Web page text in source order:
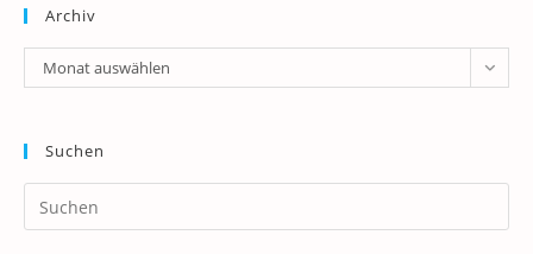
Archiv
Archiv
Monat auswählen
Suchen